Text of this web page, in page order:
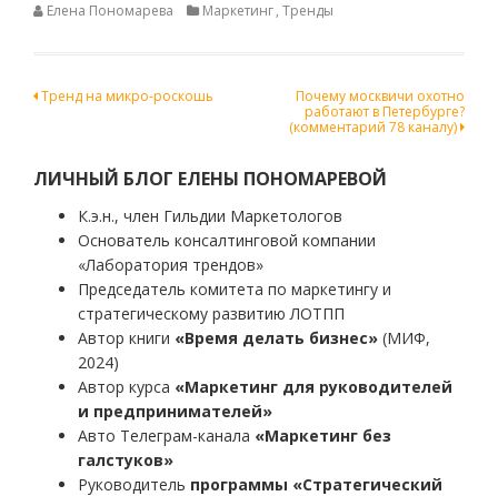
Елена Пономарева Маркетинг, Тренды
Навигация
записям
Тренд на микро-роскошь
Почему москвичи охотно
работают в Петербурге?
(комментарий 78 каналу)
ЛИЧНЫЙ БЛОГ ЕЛЕНЫ ПОНОМАРЕВОЙ
К.э.н., член Гильдии Маркетологов
Основатель консалтинговой компании
«Лаборатория трендов»
Председатель комитета по маркетингу и
стратегическому развитию ЛОТПП
Автор книги «Время делать бизнес» (МИФ,
2024)
Автор курса «Маркетинг для руководителей
и предпринимателей»
Авто Телеграм-канала «Маркетинг без
галстуков»
Руководитель программы «Стратегический